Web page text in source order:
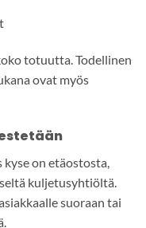
totuutta. Todellinen
ovat myös
on etäostosta,
kuljetusyhtiöltä.
suoraan tai